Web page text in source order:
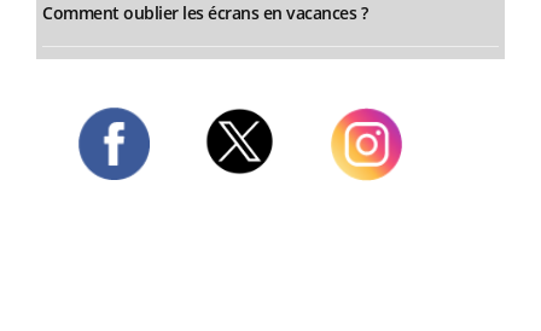
Comment oublier les écrans en vacances ?